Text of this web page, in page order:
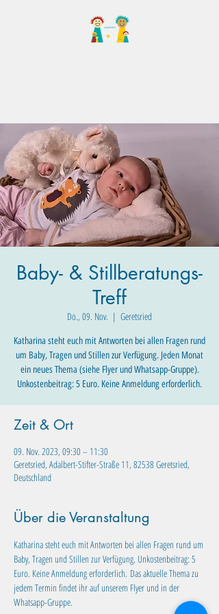
Baby- & Stillberatungs-
Treff
Do., 09. Nov.
  |
Geretsried
Katharina steht euch mit Antworten bei allen Fragen rund
um Baby, Tragen und Stillen zur Verfügung. Jeden Monat
ein neues Thema (siehe Flyer und Whatsapp-Gruppe).
Unkostenbeitrag: 5 Euro. Keine Anmeldung erforderlich.
Zeit & Ort
09. Nov. 2023, 09:30 – 11:30
Geretsried, Adalbert-Stifter-Straße 11, 82538 Geretsried,
Deutschland
Über die Veranstaltung
Katharina steht euch mit Antworten bei allen Fragen rund um
Baby, Tragen und Stillen zur Verfügung. Unkostenbeitrag: 5
Euro. Keine Anmeldung erforderlich. Das aktuelle Thema zu
jedem Termin findet ihr auf unserem Flyer und in der
Whatsapp-Gruppe.